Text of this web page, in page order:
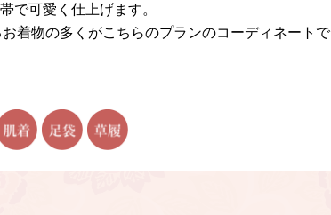
で可愛く仕上げます。
お着物の多くがこちらのプランのコーディネートで